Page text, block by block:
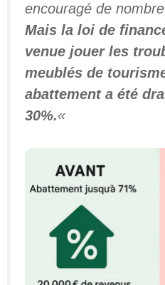
encouragé de
Mais la loi de
venue jouer les
meublés de
abattement a été
30%.«